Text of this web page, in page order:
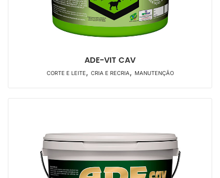
ADE-VIT CAV
CORTE E LEITE, CRIA E RECRIA, MANUTENÇÃO